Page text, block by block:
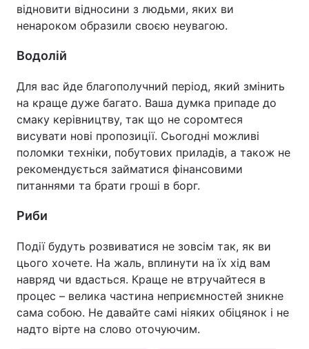
відновити відносини з людьми, яких ви
ненароком образили своєю неувагою.
Водолій
Для вас йде благополучний період, який змінить
на краще дуже багато. Ваша думка припаде до
смаку керівництву, так що не соромтеся
висувати нові пропозиції. Сьогодні можливі
поломки техніки, побутових приладів, а також не
рекомендується займатися фінансовими
питаннями та брати гроші в борг.
Риби
Події будуть розвиватися не зовсім так, як ви
цього хочете. На жаль, вплинути на їх хід вам
навряд чи вдасться. Краще не втручайтеся в
процес – велика частина неприємностей зникне
сама собою. Не давайте самі ніяких обіцянок і не
надто вірте на слово оточуючим.